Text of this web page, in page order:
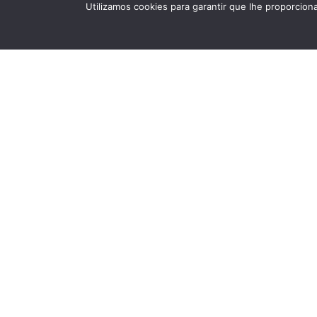
Utilizamos cookies para garantir que lhe